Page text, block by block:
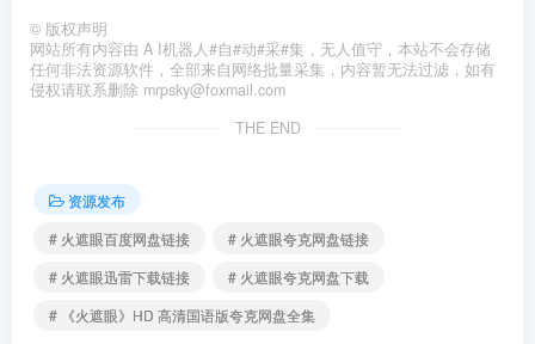
© 版权声明
网站所有内容由 A I机器人#自#动#采#集，无人值守，本站不会存储
任何非法资源软件，全部来自网络批量采集，内容暂无法过滤，如有
侵权请联系删除 mrpsky@foxmail.com
THE END
资源发布
# 火遮眼百度网盘链接
# 火遮眼夸克网盘链接
# 火遮眼迅雷下载链接
# 火遮眼夸克网盘下载
# 《火遮眼》HD 高清国语版夸克网盘全集